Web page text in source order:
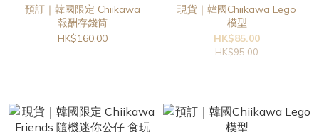
預訂｜韓國限定 Chiikawa
報酬存錢筒
HK$160.00
現貨｜韓國Chiikawa Lego
模型
HK$85.00
HK$95.00